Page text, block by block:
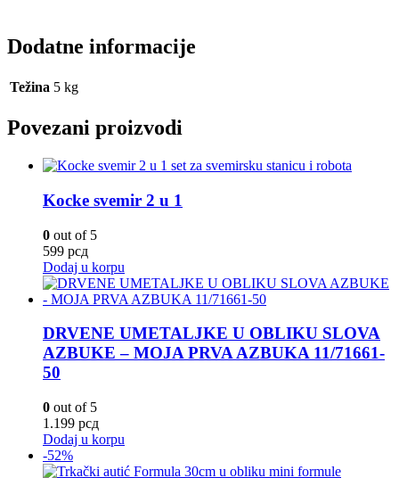
Dodatne informacije
Težina 5 kg
Povezani proizvodi
Kocke svemir 2 u 1
0 out of 5
599 рсд
Dodaj u korpu
DRVENE UMETALJKE U OBLIKU SLOVA
AZBUKE – MOJA PRVA AZBUKA 11/71661-
50
0 out of 5
1.199 рсд
Dodaj u korpu
-52%